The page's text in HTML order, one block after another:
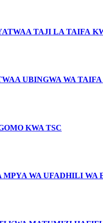
TAJI LA TAIFA
UBINGWA WA TAIFA
KWA TSC
WA UFADHILI WA